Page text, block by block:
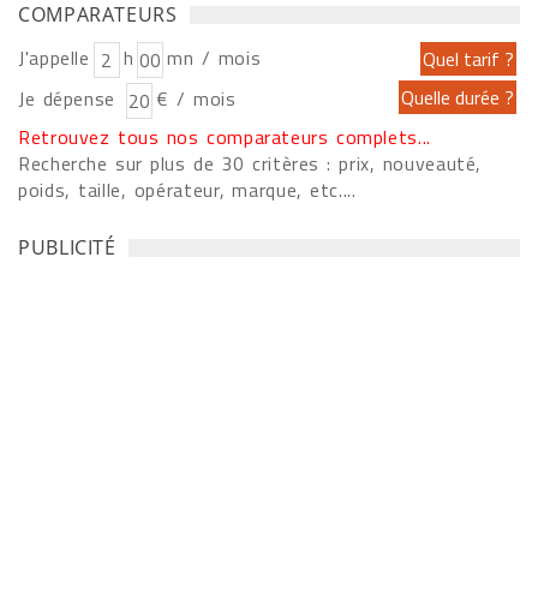
COMPARATEURS
J'appelle h
mn / mois
Je dépense
€ / mois
Retrouvez tous nos comparateurs complets...
Recherche sur plus de 30 critères : prix, nouveauté,
poids, taille, opérateur, marque, etc....
PUBLICITÉ